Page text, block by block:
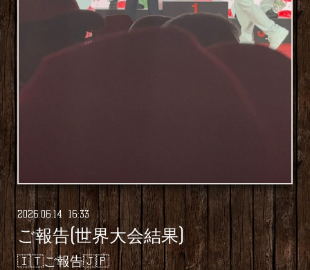
2026.06.14 16:33
ご報告(世界大会結果)
🇮🇹ご報告🇯🇵